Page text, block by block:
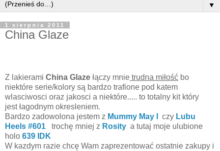
▼
1 sierpnia 2011
China Glaze
Z lakierami China Glaze łączy mnie trudna miłość bo
niektóre serie/kolory są bardzo trafione pod katem
wlasciwosci oraz jakosci a niektóre..... to totalny kit który
jest łagodnym okresleniem.
Bardzo zadowolona jestem z Mummy May I czy Lubu
Heels #601
trochę mniej z Rosity a tutaj moje ulubione
holo 639 IDK
W kazdym razie chcę Wam zaprezentować ostatnie zakupy i